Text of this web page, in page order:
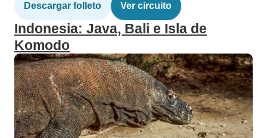
Descargar folleto Ver circuito
Indonesia: Java, Bali e Isla de
Komodo